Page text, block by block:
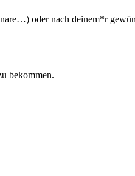
oder nach deinem*r
bekommen.